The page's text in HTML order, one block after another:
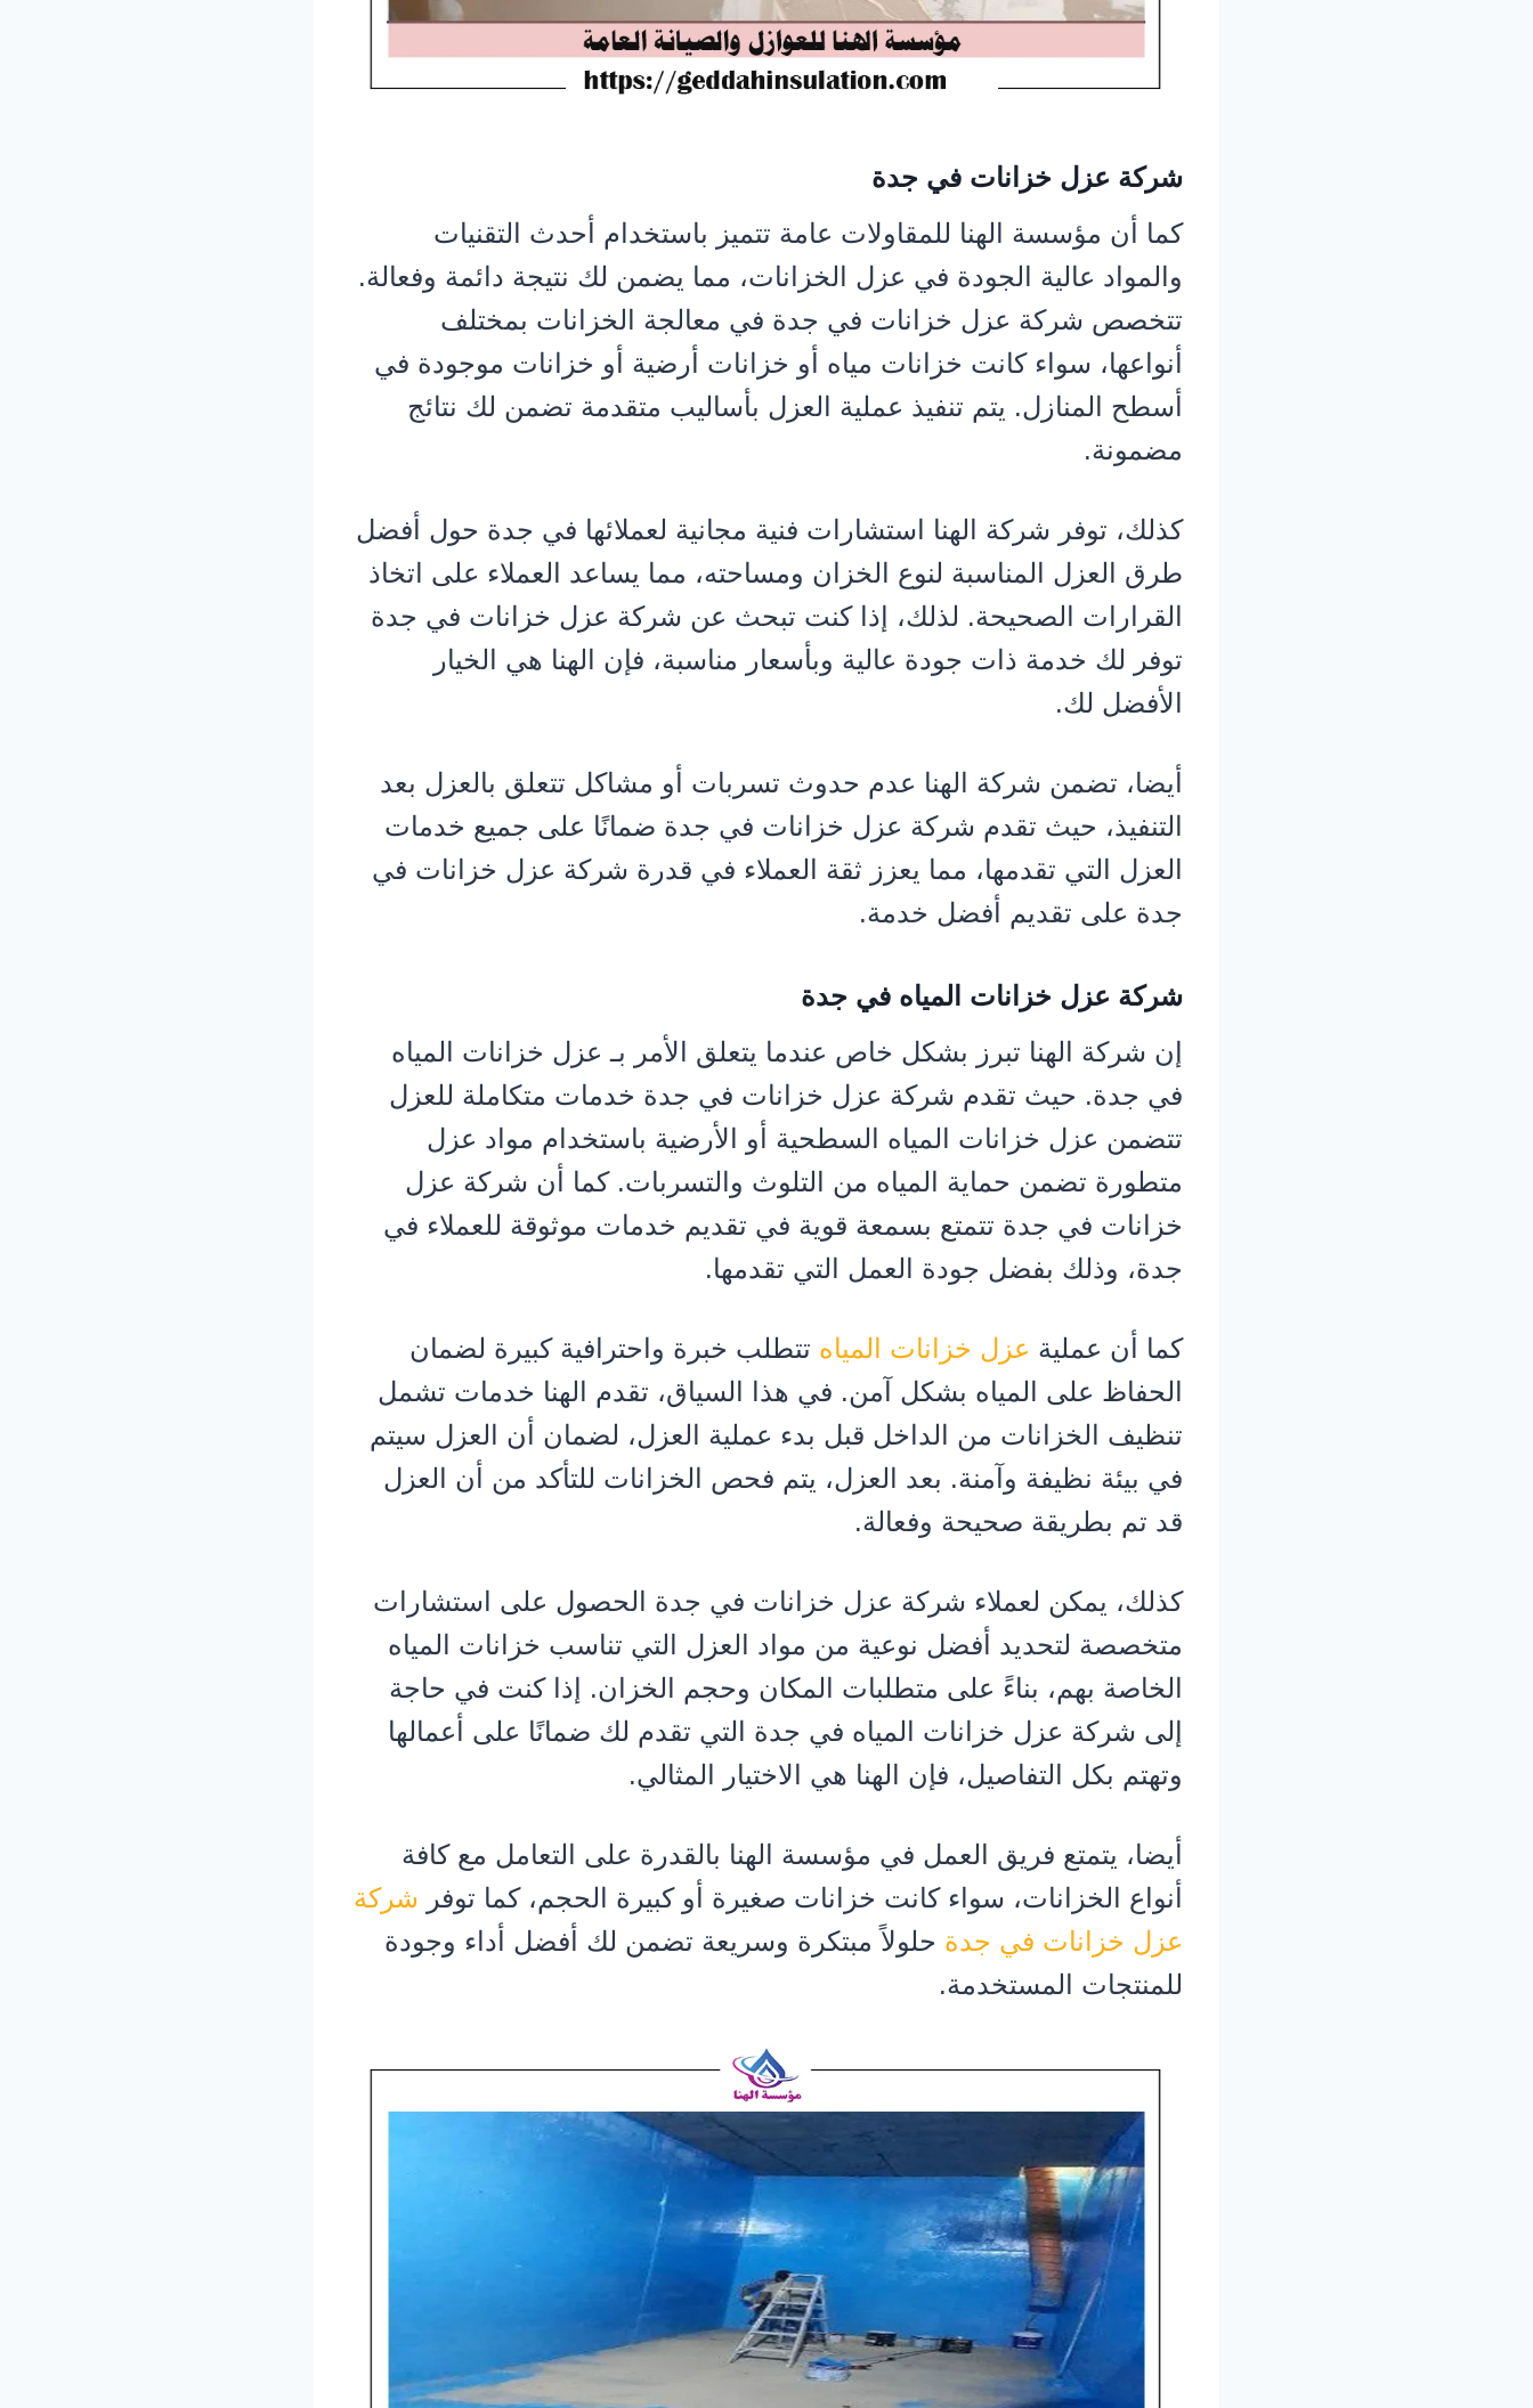
شركة عزل خزانات في جدة
كما أن مؤسسة الهنا للمقاولات عامة تتميز باستخدام أحدث التقنيات
والمواد عالية الجودة في عزل الخزانات، مما يضمن لك نتيجة دائمة وفعالة.
تتخصص شركة عزل خزانات في جدة في معالجة الخزانات بمختلف
أنواعها، سواء كانت خزانات مياه أو خزانات أرضية أو خزانات موجودة في
أسطح المنازل. يتم تنفيذ عملية العزل بأساليب متقدمة تضمن لك نتائج
مضمونة.
كذلك، توفر شركة الهنا استشارات فنية مجانية لعملائها في جدة حول أفضل
طرق العزل المناسبة لنوع الخزان ومساحته، مما يساعد العملاء على اتخاذ
القرارات الصحيحة. لذلك، إذا كنت تبحث عن شركة عزل خزانات في جدة
توفر لك خدمة ذات جودة عالية وبأسعار مناسبة، فإن الهنا هي الخيار
الأفضل لك.
أيضا، تضمن شركة الهنا عدم حدوث تسربات أو مشاكل تتعلق بالعزل بعد
التنفيذ، حيث تقدم شركة عزل خزانات في جدة ضمانًا على جميع خدمات
العزل التي تقدمها، مما يعزز ثقة العملاء في قدرة شركة عزل خزانات في
جدة على تقديم أفضل خدمة.
شركة عزل خزانات المياه في جدة
إن شركة الهنا تبرز بشكل خاص عندما يتعلق الأمر بـ عزل خزانات المياه
في جدة. حيث تقدم شركة عزل خزانات في جدة خدمات متكاملة للعزل
تتضمن عزل خزانات المياه السطحية أو الأرضية باستخدام مواد عزل
متطورة تضمن حماية المياه من التلوث والتسربات. كما أن شركة عزل
خزانات في جدة تتمتع بسمعة قوية في تقديم خدمات موثوقة للعملاء في
جدة، وذلك بفضل جودة العمل التي تقدمها.
كما أن عملية عزل خزانات المياه تتطلب خبرة واحترافية كبيرة لضمان
الحفاظ على المياه بشكل آمن. في هذا السياق، تقدم الهنا خدمات تشمل
تنظيف الخزانات من الداخل قبل بدء عملية العزل، لضمان أن العزل سيتم
في بيئة نظيفة وآمنة. بعد العزل، يتم فحص الخزانات للتأكد من أن العزل
قد تم بطريقة صحيحة وفعالة.
كذلك، يمكن لعملاء شركة عزل خزانات في جدة الحصول على استشارات
متخصصة لتحديد أفضل نوعية من مواد العزل التي تناسب خزانات المياه
الخاصة بهم، بناءً على متطلبات المكان وحجم الخزان. إذا كنت في حاجة
إلى شركة عزل خزانات المياه في جدة التي تقدم لك ضمانًا على أعمالها
وتهتم بكل التفاصيل، فإن الهنا هي الاختيار المثالي.
أيضا، يتمتع فريق العمل في مؤسسة الهنا بالقدرة على التعامل مع كافة
أنواع الخزانات، سواء كانت خزانات صغيرة أو كبيرة الحجم، كما توفر شركة
عزل خزانات في جدة حلولاً مبتكرة وسريعة تضمن لك أفضل أداء وجودة
للمنتجات المستخدمة.